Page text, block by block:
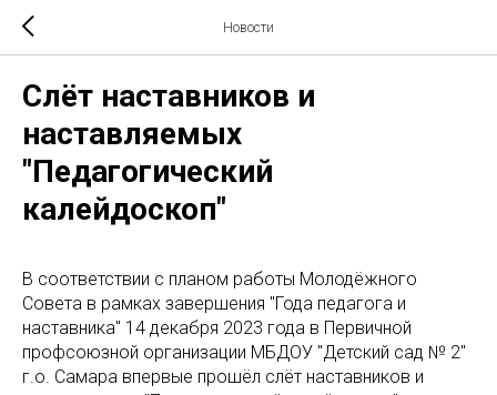
Новости
Слёт наставников и
наставляемых
"Педагогический
калейдоскоп"
В соответствии с планом работы Молодёжного
Совета в рамках завершения "Года педагога и
наставника" 14 декабря 2023 года в Первичной
профсоюзной организации МБДОУ "Детский сад № 2"
г.о. Самара впервые прошёл слёт наставников и